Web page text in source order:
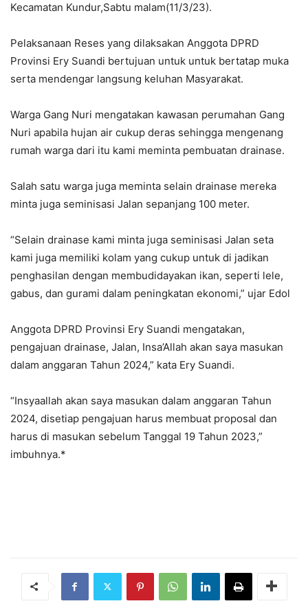
Kecamatan Kundur,Sabtu malam(11/3/23).
Pelaksanaan Reses yang dilaksakan Anggota DPRD
Provinsi Ery Suandi bertujuan untuk untuk bertatap muka
serta mendengar langsung keluhan Masyarakat.
Warga Gang Nuri mengatakan kawasan perumahan Gang
Nuri apabila hujan air cukup deras sehingga mengenang
rumah warga dari itu kami meminta pembuatan drainase.
Salah satu warga juga meminta selain drainase mereka
minta juga seminisasi Jalan sepanjang 100 meter.
“Selain drainase kami minta juga seminisasi Jalan seta
kami juga memiliki kolam yang cukup untuk di jadikan
penghasilan dengan membudidayakan ikan, seperti lele,
gabus, dan gurami dalam peningkatan ekonomi,” ujar Edol
Anggota DPRD Provinsi Ery Suandi mengatakan,
pengajuan drainase, Jalan, Insa’Allah akan saya masukan
dalam anggaran Tahun 2024,” kata Ery Suandi.
“Insyaallah akan saya masukan dalam anggaran Tahun
2024, disetiap pengajuan harus membuat proposal dan
harus di masukan sebelum Tanggal 19 Tahun 2023,”
imbuhnya.*